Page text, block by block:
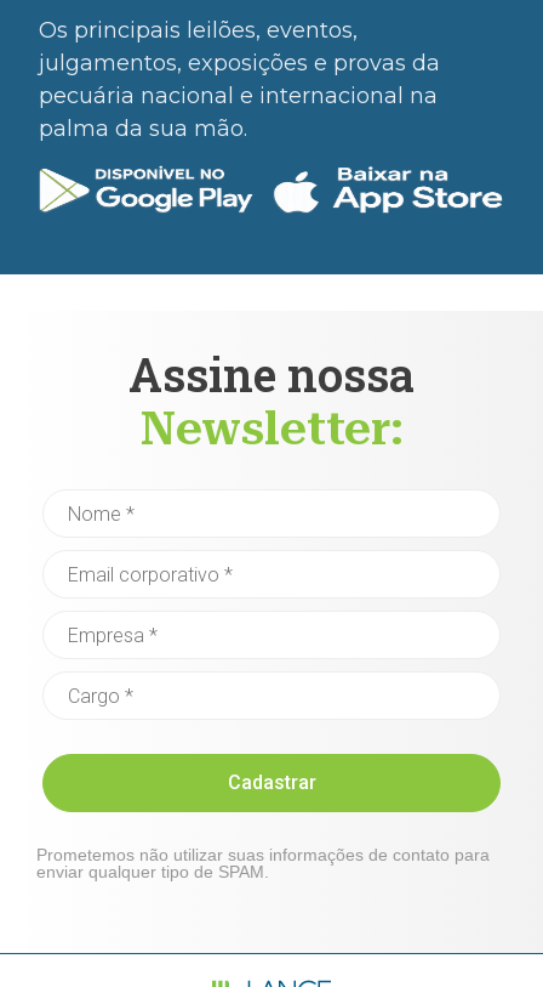
Os principais leilões, eventos,
julgamentos, exposições e provas da
pecuária nacional e internacional na
palma da sua mão.
Assine nossa
Newsletter:
Cadastrar
Prometemos não utilizar suas informações de contato para
enviar qualquer tipo de SPAM.